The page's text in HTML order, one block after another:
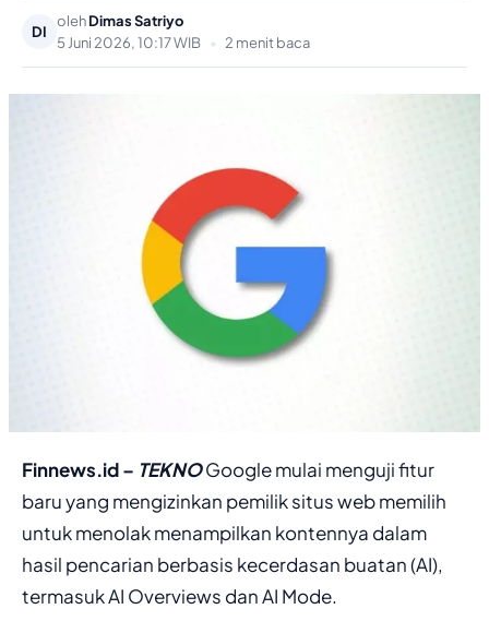
DI
olehDimas Satriyo
5 Juni 2026, 10:17 WIB
• 2 menit baca
Finnews.id – TEKNOGoogle mulai menguji fitur
baru yang mengizinkan pemilik situs web memilih
untuk menolak menampilkan kontennya dalam
hasil pencarian berbasis kecerdasan buatan (AI),
termasuk AI Overviews dan AI Mode.